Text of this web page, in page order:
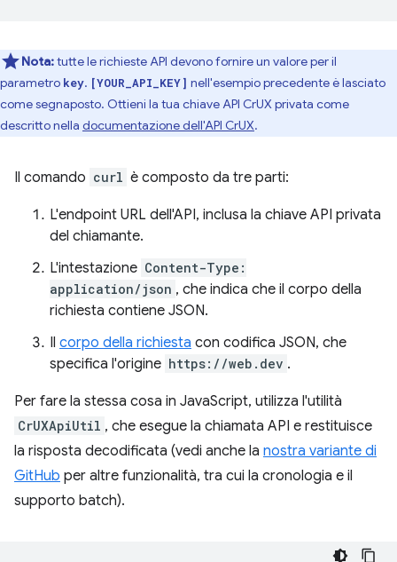
Nota:tutte le richieste API devono fornire un valore per il
parametro key. [YOUR_API_KEY] nell'esempio precedente è lasciato
come segnaposto. Ottieni la tua chiave API CrUX privata come
descritto nella documentazione dell'API CrUX.
Il comando curl è composto da tre parti:
L'endpoint URL dell'API, inclusa la chiave API privata
del chiamante.
L'intestazione Content-Type:
application/json , che indica che il corpo della
richiesta contiene JSON.
Il corpo della richiesta con codifica JSON, che
specifica l'origine https://web.dev .
Per fare la stessa cosa in JavaScript, utilizza l'utilità
CrUXApiUtil , che esegue la chiamata API e restituisce
la risposta decodificata (vedi anche la nostra variante di
GitHub per altre funzionalità, tra cui la cronologia e il
supporto batch).